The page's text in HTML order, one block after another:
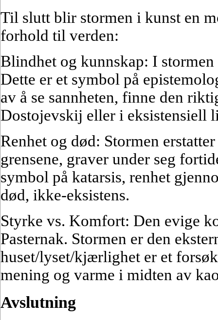
Til slutt blir stormen i kunst en
forhold til verden:
Blindhet og kunnskap: I
Dette er et symbol på
av å se sannheten, finne den
Dostojevskij eller i eksistensiell
Renhet og død: Stormen
grensene, graver under seg
symbol på katarsis, renhet
død, ikke-eksistens.
Styrke vs. Komfort: Den evige
Pasternak. Stormen er den
huset/lyset/kjærlighet er et
mening og varme i midten av
Avslutning